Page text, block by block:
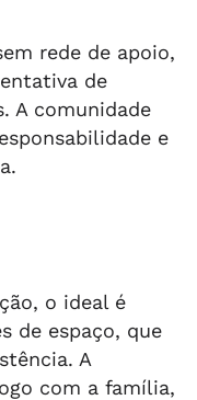
rede de apoio,
de
A comunidade
e
o ideal é
de espaço, que
A
com a família,